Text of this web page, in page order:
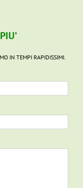
IN TEMPI RAPIDISSIMI.